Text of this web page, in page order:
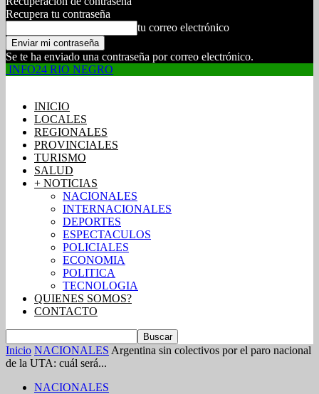
Recupera tu contraseña
tu correo electrónico
Se te ha enviado una contraseña por correo electrónico.
INFO24 RIO NEGRO
INICIO
LOCALES
REGIONALES
PROVINCIALES
TURISMO
SALUD
+ NOTICIAS
NACIONALES
INTERNACIONALES
DEPORTES
ESPECTACULOS
POLICIALES
ECONOMIA
POLITICA
TECNOLOGIA
QUIENES SOMOS?
CONTACTO
Inicio NACIONALES Argentina sin colectivos por el paro nacional
de la UTA: cuál será...
NACIONALES